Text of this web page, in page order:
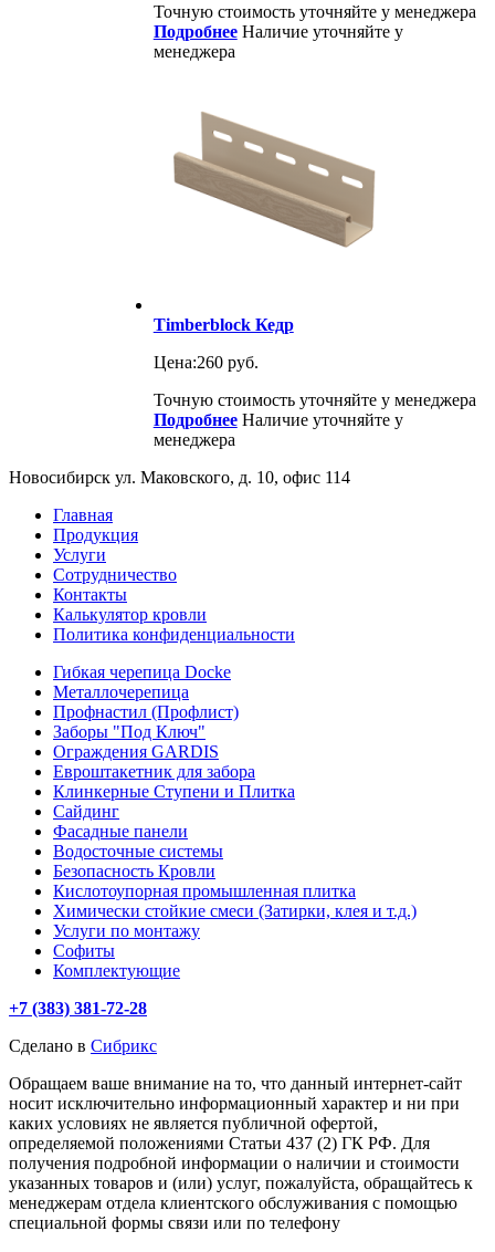
Точную стоимость уточняйте у менеджера
Подробнее Наличие уточняйте у
менеджера
Timberblock Кедр
Цена:260 руб.
Точную стоимость уточняйте у менеджера
Подробнее Наличие уточняйте у
менеджера
Новосибирск ул. Маковского, д. 10, офис 114
Главная
Продукция
Услуги
Сотрудничество
Контакты
Калькулятор кровли
Политика конфиденциальности
Гибкая черепица Docke
Металлочерепица
Профнастил (Профлист)
Заборы "Под Ключ"
Ограждения GARDIS
Евроштакетник для забора
Клинкерные Ступени и Плитка
Сайдинг
Фасадные панели
Водосточные системы
Безопасность Кровли
Кислотоупорная промышленная плитка
Химически стойкие смеси (Затирки, клея и т.д.)
Услуги по монтажу
Софиты
Комплектующие
+7 (383) 381-72-28
Сделано в Сибрикс
Обращаем ваше внимание на то, что данный интернет-сайт
носит исключительно информационный характер и ни при
каких условиях не является публичной офертой,
определяемой положениями Статьи 437 (2) ГК РФ. Для
получения подробной информации о наличии и стоимости
указанных товаров и (или) услуг, пожалуйста, обращайтесь к
менеджерам отдела клиентского обслуживания с помощью
специальной формы связи или по телефону